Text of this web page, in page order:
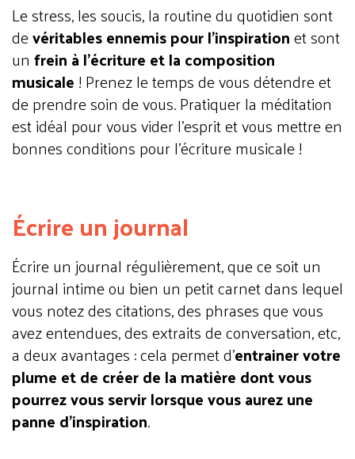
Le stress, les soucis, la routine du quotidien sont
devéritables ennemis pour l’inspirationet sont
unfrein à l’écriture et la composition
musicale! Prenez le temps de vous détendre et
de prendre soin de vous. Pratiquer la méditation
est idéal pour vous vider l’esprit et vous mettre en
bonnes conditions pour l’écriture musicale !
Écrire un journal
Écrire un journal régulièrement, que ce soit un
journal intime ou bien un petit carnet dans lequel
vous notez des citations, des phrases que vous
avez entendues, des extraits de conversation, etc,
a deux avantages : cela permet d’entrainer votre
plume et de créer de la matière dont vous
pourrez vous servir lorsque vous aurez une
panne d’inspiration.